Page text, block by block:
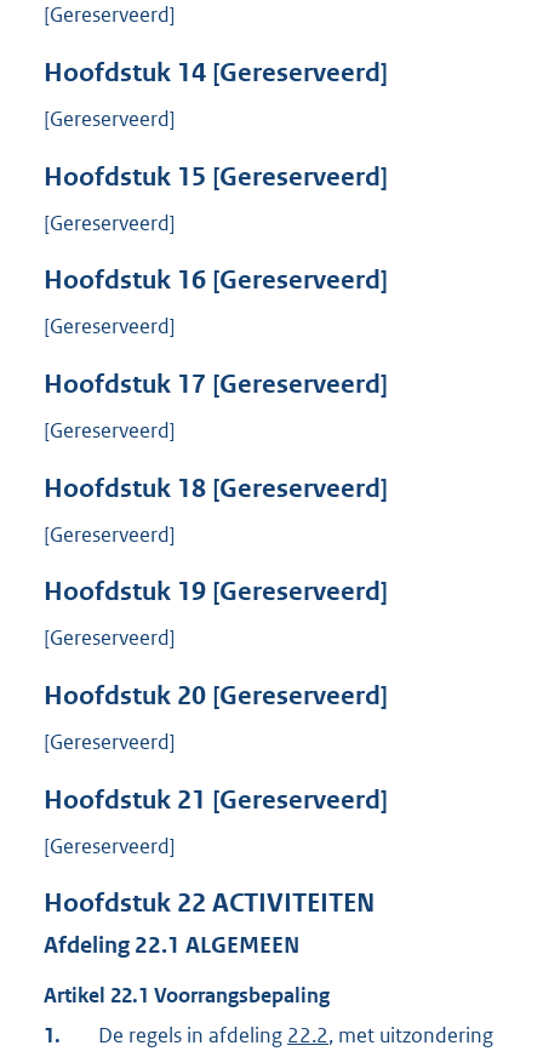
[Gereserveerd]
Hoofdstuk 14 [Gereserveerd]
[Gereserveerd]
Hoofdstuk 15 [Gereserveerd]
[Gereserveerd]
Hoofdstuk 16 [Gereserveerd]
[Gereserveerd]
Hoofdstuk 17 [Gereserveerd]
[Gereserveerd]
Hoofdstuk 18 [Gereserveerd]
[Gereserveerd]
Hoofdstuk 19 [Gereserveerd]
[Gereserveerd]
Hoofdstuk 20 [Gereserveerd]
[Gereserveerd]
Hoofdstuk 21 [Gereserveerd]
[Gereserveerd]
Hoofdstuk 22 ACTIVITEITEN
Afdeling 22.1 ALGEMEEN
Artikel 22.1 Voorrangsbepaling
1.
De regels in afdeling 22.2, met uitzondering